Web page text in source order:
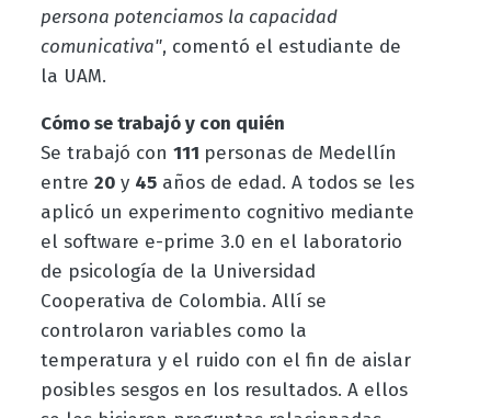
persona potenciamos la capacidad
comunicativa", comentó el estudiante de
la UAM.
Cómo se trabajó y con quién
Se trabajó con 111 personas de Medellín
entre 20y 45años de edad. A todos se les
aplicó un experimento cognitivo mediante
el software e-prime 3.0 en el laboratorio
de psicología de la Universidad
Cooperativa de Colombia. Allí se
controlaron variables como la
temperatura y el ruido con el fin de aislar
posibles sesgos en los resultados. A ellos